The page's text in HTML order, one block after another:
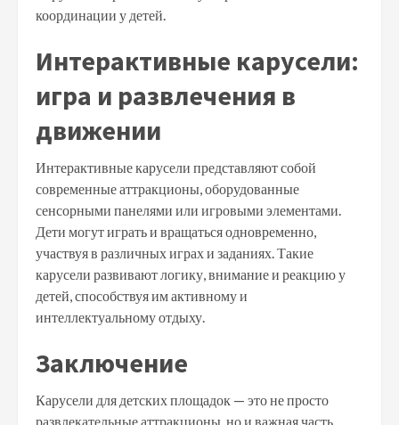
координации у детей.
Интерактивные карусели:
игра и развлечения в
движении
Интерактивные карусели представляют собой
современные аттракционы, оборудованные
сенсорными панелями или игровыми элементами.
Дети могут играть и вращаться одновременно,
участвуя в различных играх и заданиях. Такие
карусели развивают логику, внимание и реакцию у
детей, способствуя им активному и
интеллектуальному отдыху.
Заключение
Карусели для детских площадок — это не просто
развлекательные аттракционы, но и важная часть